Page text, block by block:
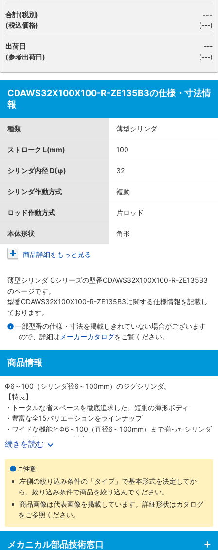
合計(税別)
(税込価格)
---
(---)
出荷日
(参考出荷日)
---
(---)
CDAWS32X100X100-R-ZE135B3の仕様・寸法情
報
種類 薄型シリンダ
ストローク L(mm) 100
シリンダ内径 D(φ) 32
シリンダ作動方式 複動
ロッド作動方式 片ロッド
本体形状 角形
商品詳細をもっと見る
薄型シリンダ Cシリーズの型番CDAWS32X100X100-R-ZE135B3
のページです。
型番CDAWS32X100X100-R-ZE135B3に関する仕様情報を記載し
ております。
一部型番の仕様・寸法を掲載しきれていない場合がございます
ので、詳細は メーカーカタログをご覧ください。
商品情報
Φ6～100（シリンダ径6～100mm）のジグシリンダ。
【特長】
・トータルな省スペースを徹底追求した、短胴の薄形ボディ
・豊富な全15バリエーションをラインナップ
・ワイドな機能とΦ6～100（直径6～100mm）まで揃ったシリンダ
径で、多様なニーズに対応
・スクエアロッドで回転レス機能がプラス、機械装置の高効率設計
が可能
【用途】
・あらゆる業界の空気圧機器や生産ラインに対応
続きを読む
ご注意
左側の絞り込み条件の「タイプ」で基本形式を決定してか
ら、絞り込み条件で商品を絞り込んでください。
商品画像は代表画像を掲載しています。詳細形状はカタログ
をご参照ください。
メカニカル部品技術窓口